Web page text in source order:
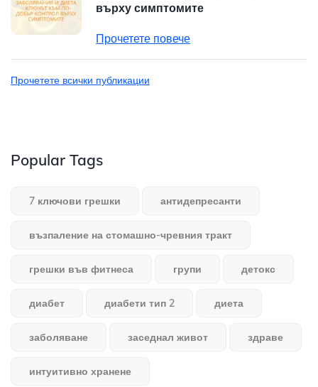
върху симптомите
Прочетете повече
Прочетете всички публикации
Popular Tags
7 ключови грешки антидепресанти
възпаление на стомашно-чревния тракт
грешки във фитнеса групи детокс
диабет диабети тип 2 диета
заболяване заседнал живот здраве
интуитивно хранене